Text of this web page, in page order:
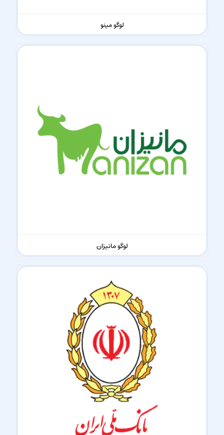
لوگو مینو
لوگو مانیزان